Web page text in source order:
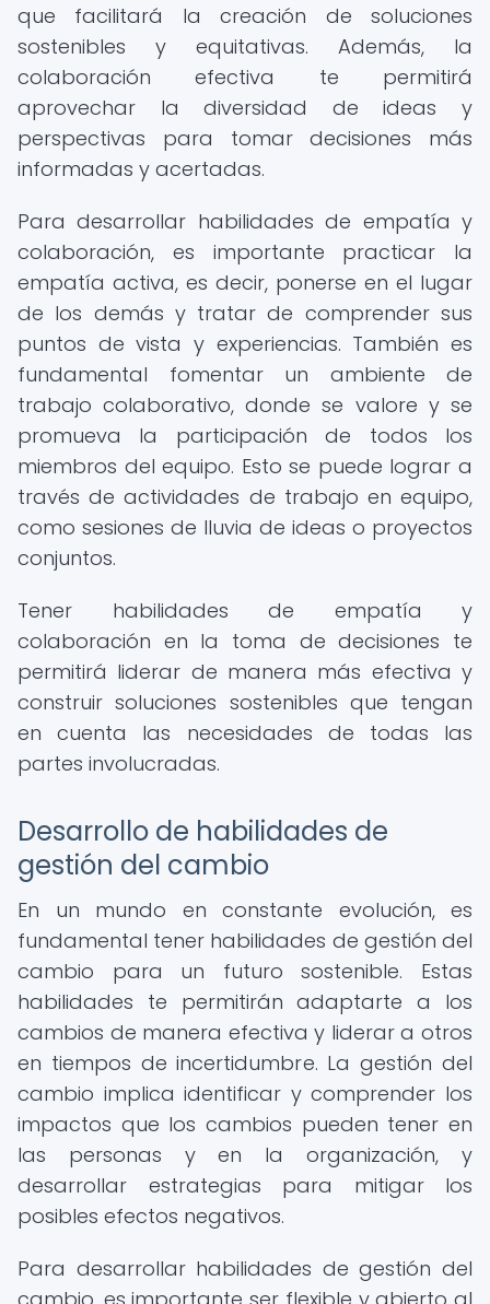
que facilitará la creación de soluciones
sostenibles y equitativas. Además, la
colaboración efectiva te permitirá
aprovechar la diversidad de ideas y
perspectivas para tomar decisiones más
informadas y acertadas.
Para desarrollar habilidades de empatía y
colaboración, es importante practicar la
empatía activa, es decir, ponerse en el lugar
de los demás y tratar de comprender sus
puntos de vista y experiencias. También es
fundamental fomentar un ambiente de
trabajo colaborativo, donde se valore y se
promueva la participación de todos los
miembros del equipo. Esto se puede lograr a
través de actividades de trabajo en equipo,
como sesiones de lluvia de ideas o proyectos
conjuntos.
Tener habilidades de empatía y
colaboración en la toma de decisiones te
permitirá liderar de manera más efectiva y
construir soluciones sostenibles que tengan
en cuenta las necesidades de todas las
partes involucradas.
Desarrollo de habilidades de
gestión del cambio
En un mundo en constante evolución, es
fundamental tener habilidades de gestión del
cambio para un futuro sostenible. Estas
habilidades te permitirán adaptarte a los
cambios de manera efectiva y liderar a otros
en tiempos de incertidumbre. La gestión del
cambio implica identificar y comprender los
impactos que los cambios pueden tener en
las personas y en la organización, y
desarrollar estrategias para mitigar los
posibles efectos negativos.
Para desarrollar habilidades de gestión del